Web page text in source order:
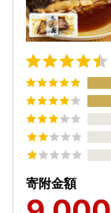
寄附金額